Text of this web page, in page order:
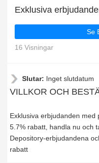
Se
16 Visningar
Slutar: Inget slutdatum
VILLKOR OCH
Exklusiva erbjudanden
5.7% rabatt, handla nu och
Depository-erbjudandena
rabatt